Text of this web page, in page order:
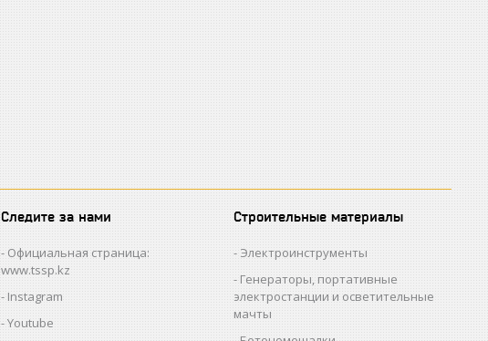
Следите за нами
Официальная страница:
www.tssp.kz
Instagram
Youtube
Строительные материалы
Электроинструменты
Генераторы, портативные
электростанции и осветительные
мачты